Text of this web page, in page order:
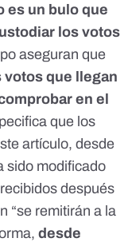
es un bulo que
los votos
aseguran que
votos que llegan
en el
que los
artículo, desde
sido modificado
después
“se remitirán a la
desde